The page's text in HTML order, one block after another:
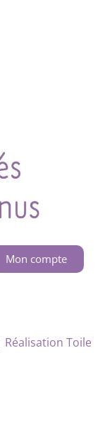
Mon compte
Réalisation Toile